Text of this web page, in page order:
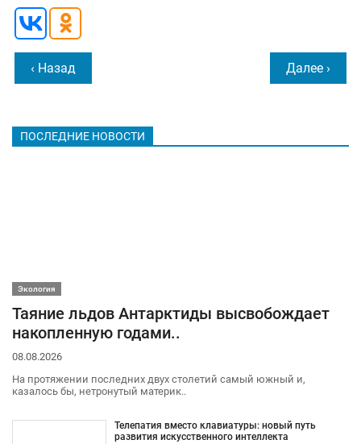
‹ Назад Далее ›
ПОСЛЕДНИЕ НОВОСТИ
Экология
Таяние льдов Антарктиды высвобождает
накопленную годами..
08.08.2026
На протяжении последних двух столетий самый южный и,
казалось бы, нетронутый материк..
Телепатия вместо клавиатуры: новый путь
развития искусственного интеллекта